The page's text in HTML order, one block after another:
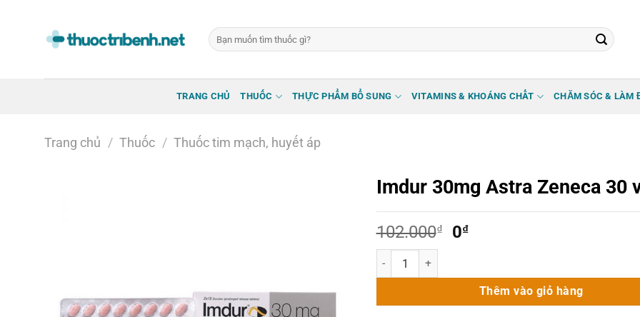
Tìm
kiếm:
TRANG CHỦ THUỐC THỰC PHẨM BỔ SUNG VITAMINS & KHOÁNG CHẤT CHĂM SÓC & LÀM
Trang chủ / Thuốc / Thuốc tim mạch, huyết áp
Imdur 30mg Astra Zeneca 30
102.000₫
Giá
102.000₫.
0₫Giá
là:
0₫.
Imdur 30mg Astra Zeneca 30 viên số lượng
Thêm vào giỏ hàng